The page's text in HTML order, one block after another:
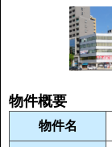
物件概要
物件名